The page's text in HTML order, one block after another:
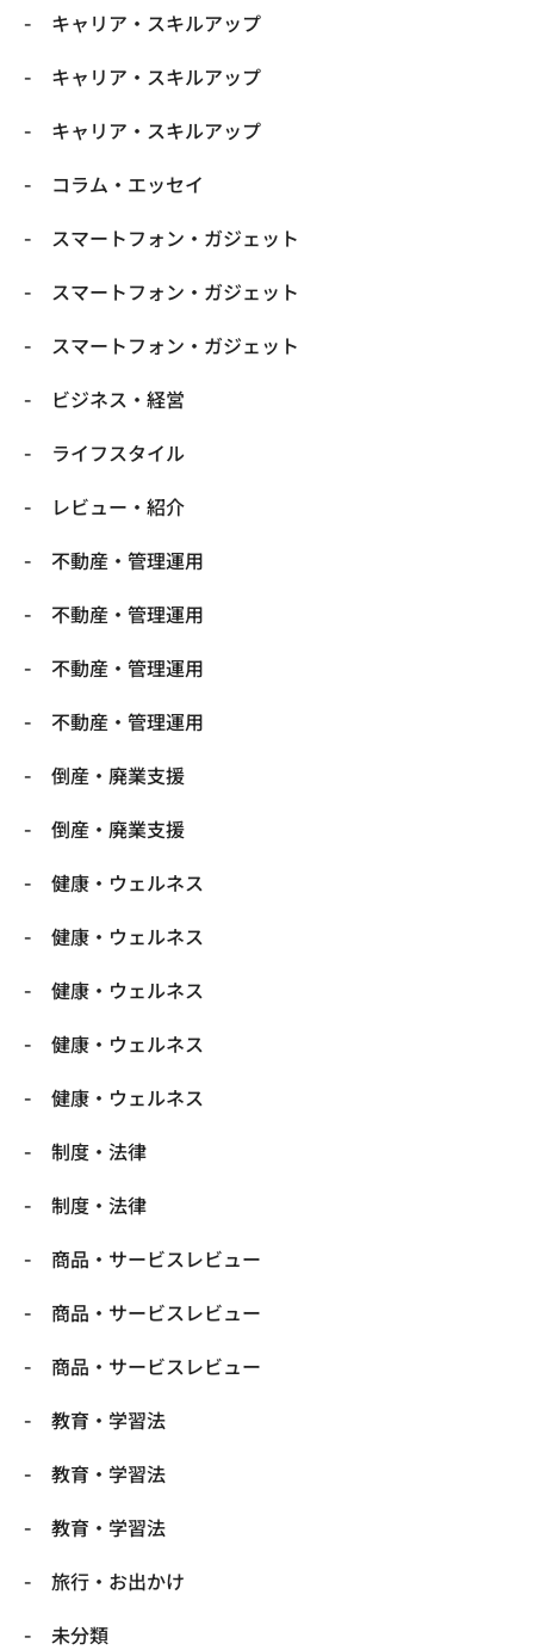
キャリア・スキルアップ
キャリア・スキルアップ
キャリア・スキルアップ
コラム・エッセイ
スマートフォン・ガジェット
スマートフォン・ガジェット
スマートフォン・ガジェット
ビジネス・経営
ライフスタイル
レビュー・紹介
不動産・管理運用
不動産・管理運用
不動産・管理運用
不動産・管理運用
倒産・廃業支援
倒産・廃業支援
健康・ウェルネス
健康・ウェルネス
健康・ウェルネス
健康・ウェルネス
健康・ウェルネス
制度・法律
制度・法律
商品・サービスレビュー
商品・サービスレビュー
商品・サービスレビュー
教育・学習法
教育・学習法
教育・学習法
旅行・お出かけ
未分類